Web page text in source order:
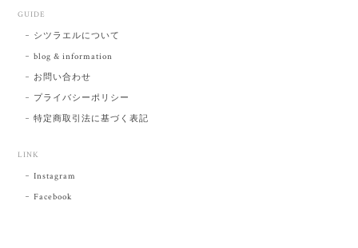
GUIDE
シツラエルについて
blog & information
お問い合わせ
プライバシーポリシー
特定商取引法に基づく表記
LINK
Instagram
Facebook